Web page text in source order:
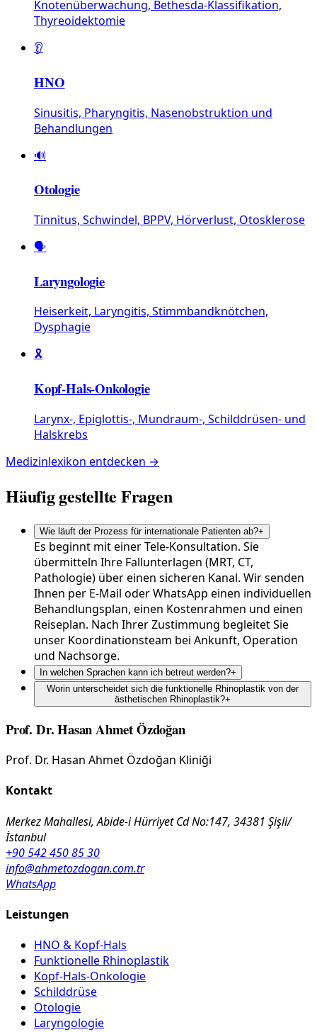
Knotenüberwachung, Bethesda-Klassifikation,
Thyreoidektomie
👂
HNO
Sinusitis, Pharyngitis, Nasenobstruktion und
Behandlungen
🔊
Otologie
Tinnitus, Schwindel, BPPV, Hörverlust, Otosklerose
🗣️
Laryngologie
Heiserkeit, Laryngitis, Stimmbandknötchen,
Dysphagie
🎗️
Kopf-Hals-Onkologie
Larynx-, Epiglottis-, Mundraum-, Schilddrüsen- und
Halskrebs
Medizinlexikon entdecken →
Häufig gestellte Fragen
Wie läuft der Prozess für internationale Patienten ab?+
Es beginnt mit einer Tele-Konsultation. Sie
übermitteln Ihre Fallunterlagen (MRT, CT,
Pathologie) über einen sicheren Kanal. Wir senden
Ihnen per E-Mail oder WhatsApp einen individuellen
Behandlungsplan, einen Kostenrahmen und einen
Reiseplan. Nach Ihrer Zustimmung begleitet Sie
unser Koordinationsteam bei Ankunft, Operation
und Nachsorge.
In welchen Sprachen kann ich betreut werden?+
Worin unterscheidet sich die funktionelle Rhinoplastik von der
ästhetischen Rhinoplastik?+
Prof. Dr. Hasan Ahmet Özdoğan
Prof. Dr. Hasan Ahmet Özdoğan Kliniği
Kontakt
Merkez Mahallesi, Abide-i Hürriyet Cd No:147, 34381 Şişli/
İstanbul
+90 542 450 85 30
info@ahmetozdogan.com.tr
WhatsApp
Leistungen
HNO & Kopf-Hals
Funktionelle Rhinoplastik
Kopf-Hals-Onkologie
Schilddrüse
Otologie
Laryngologie